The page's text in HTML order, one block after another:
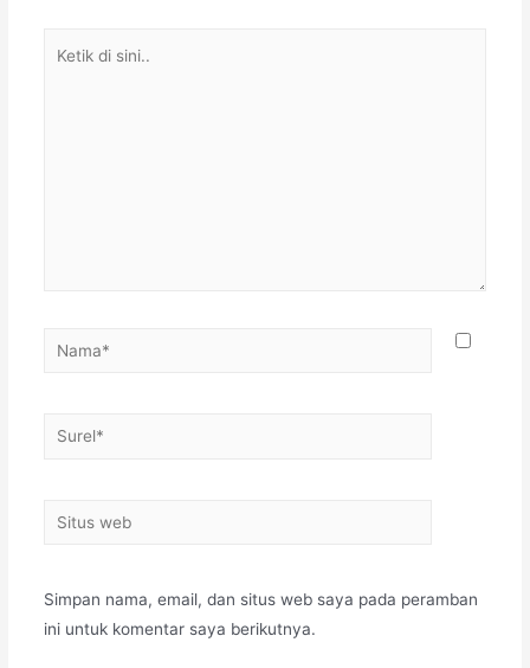
Simpan nama, email, dan situs web saya pada peramban
ini untuk komentar saya berikutnya.